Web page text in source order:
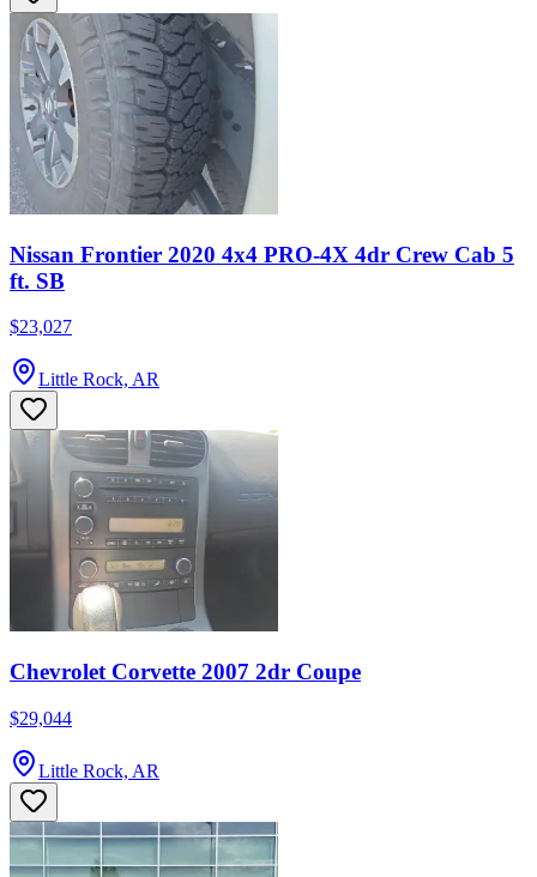
Nissan Frontier 2020 4x4 PRO-4X 4dr Crew Cab 5
ft. SB
$23,027
Little Rock, AR
Chevrolet Corvette 2007 2dr Coupe
$29,044
Little Rock, AR